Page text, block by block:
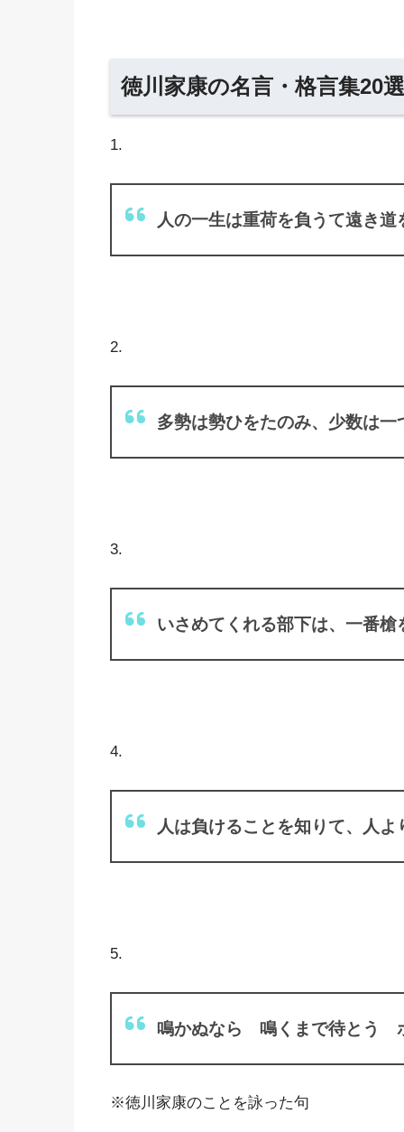
徳川家康の名言・格言集20選
1.
人の一生は重荷を負うて遠き
2.
多勢は勢ひをたのみ、少数は一
3.
いさめてくれる部下は、一番
4.
人は負けることを知りて、人よ
5.
鳴かぬなら 鳴くまで待とう
※徳川家康のことを詠った句